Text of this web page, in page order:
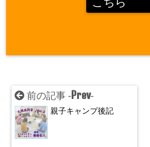
前の記事 -Prev-
親子キャンプ後記